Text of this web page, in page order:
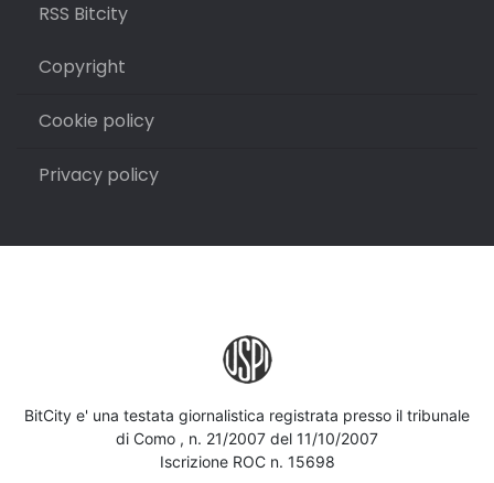
RSS Bitcity
Copyright
Cookie policy
Privacy policy
BitCity e' una testata giornalistica registrata presso il tribunale
di Como , n. 21/2007 del 11/10/2007
Iscrizione ROC n. 15698